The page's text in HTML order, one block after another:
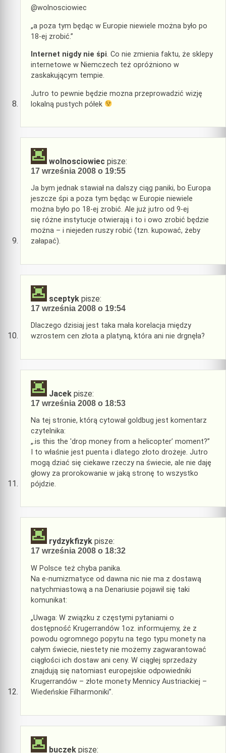
@wolnosciowiec
„a poza tym będąc w Europie niewiele można było po
18-ej zrobić.”
Internet nigdy nie śpi. Co nie zmienia faktu, że sklepy
internetowe w Niemczech też opróżniono w
zaskakującym tempie.
Jutro to pewnie będzie mozna przeprowadzić wizję
lokalną pustych półek
wolnosciowiec pisze:
17 września 2008 o 19:55
Ja bym jednak stawiał na dalszy ciąg paniki, bo Europa
jeszcze śpi a poza tym będąc w Europie niewiele
można było po 18-ej zrobić. Ale już jutro od 9-ej
się różne instytucje otwierają i to i owo zrobić będzie
można – i niejeden ruszy robić (tzn. kupować, żeby
załapać).
sceptyk pisze:
17 września 2008 o 19:54
Dlaczego dzisiaj jest taka mała korelacja między
wzrostem cen złota a platyną, która ani nie drgnęła?
Jacek pisze:
17 września 2008 o 18:53
Na tej stronie, którą cytował goldbug jest komentarz
czytelnika:
„.is this the 'drop money from a helicopter’ moment?”
I to właśnie jest puenta i dlatego złoto drożeje. Jutro
mogą dziać się ciekawe rzeczy na świecie, ale nie daję
głowy za prorokowanie w jaką stronę to wszystko
pójdzie.
rydzykfizyk pisze:
17 września 2008 o 18:32
W Polsce też chyba panika.
Na e-numizmatyce od dawna nic nie ma z dostawą
natychmiastową a na Denariusie pojawił się taki
komunikat:
„Uwaga: W związku z częstymi pytaniami o
dostępność Krugerrandów 1oz. informujemy, że z
powodu ogromnego popytu na tego typu monety na
całym świecie, niestety nie możemy zagwarantować
ciągłości ich dostaw ani ceny. W ciągłej sprzedaży
znajdują się natomiast europejskie odpowiedniki
Krugerrandów – złote monety Mennicy Austriackiej –
Wiedeńskie Filharmoniki”.
buczek pisze: